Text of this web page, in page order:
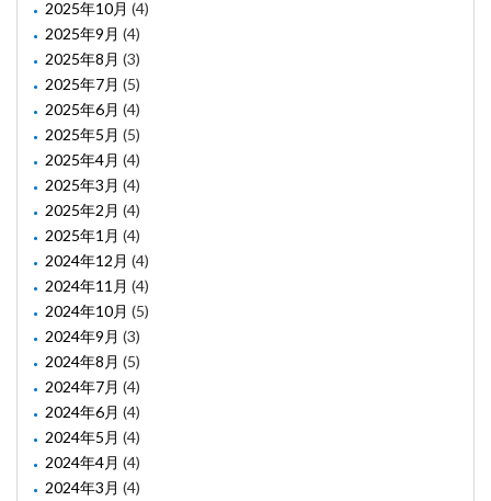
2025年10月 (4)
2025年9月 (4)
2025年8月 (3)
2025年7月 (5)
2025年6月 (4)
2025年5月 (5)
2025年4月 (4)
2025年3月 (4)
2025年2月 (4)
2025年1月 (4)
2024年12月 (4)
2024年11月 (4)
2024年10月 (5)
2024年9月 (3)
2024年8月 (5)
2024年7月 (4)
2024年6月 (4)
2024年5月 (4)
2024年4月 (4)
2024年3月 (4)